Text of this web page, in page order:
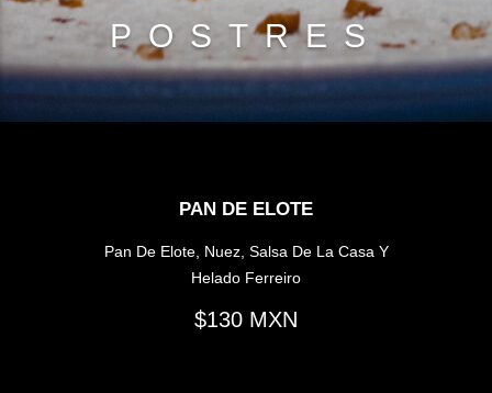
POSTRES
PAN DE ELOTE
Pan De Elote, Nuez, Salsa De La Casa Y
Helado Ferreiro
130